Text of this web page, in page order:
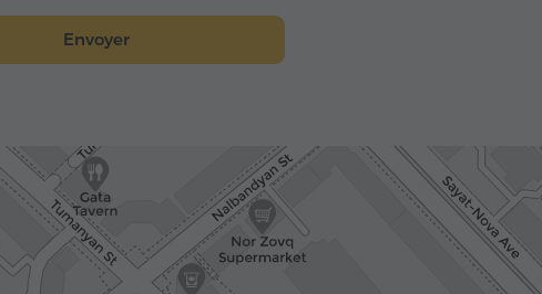
Envoyer